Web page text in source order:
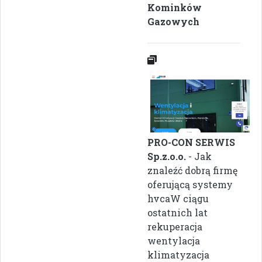
Kominków
Gazowych
PRO-CON SERWIS
Sp.z.o.o. - Jak
znaleźć dobrą firmę
oferującą systemy
hvcaW ciągu
ostatnich lat
rekuperacja
wentylacja
klimatyzacja